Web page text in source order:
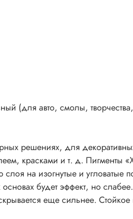
в
(для авто, смолы,
решениях, для
красками и т. д. Пигменты
на изогнутые и угловатые
будет эффект, но
еще сильнее. Стойкое